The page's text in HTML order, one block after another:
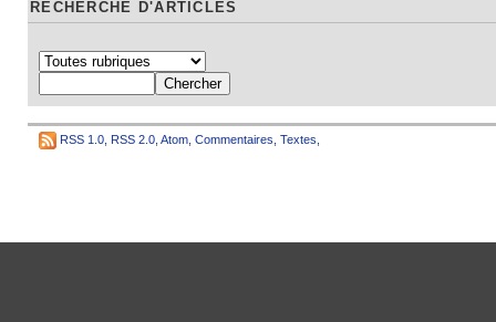
RECHERCHE D'ARTICLES
RSS 1.0 RSS 2.0 Atom Commentaires Textes